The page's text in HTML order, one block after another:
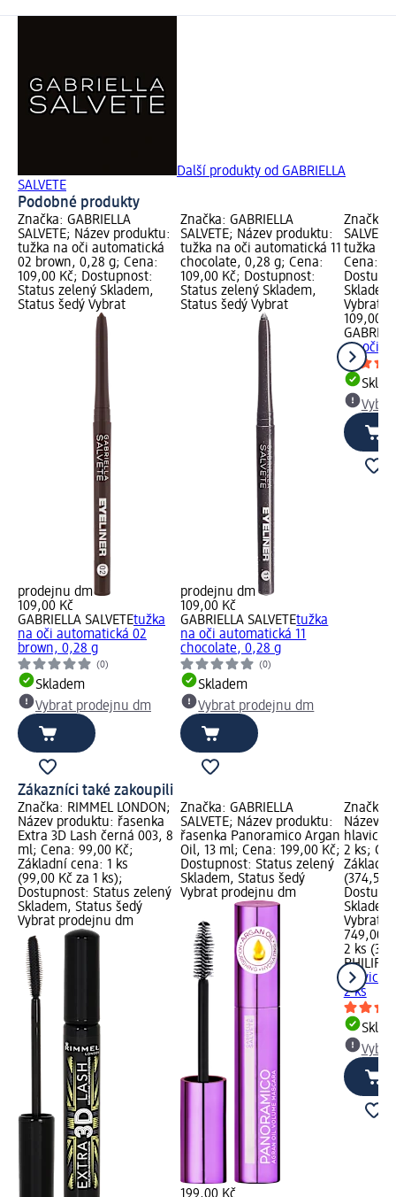
Další produkty od GABRIELLA
SALVETE
Podobné produkty
Značka: GABRIELLA
SALVETE; Název produktu:
tužka na oči automatická
02 brown, 0,28 g; Cena:
109,00 Kč; Dostupnost:
Status zelený Skladem,
Status šedý Vybrat
prodejnu dm
109,00 Kč
GABRIELLA SALVETEtužka
na oči automatická 02
brown, 0,28 g
(0)
Skladem
Vybrat prodejnu dm
Značka: GABRIELLA
SALVETE; Název produktu:
tužka na oči automatická 11
chocolate, 0,28 g; Cena:
109,00 Kč; Dostupnost:
Status zelený Skladem,
Status šedý Vybrat
prodejnu dm
109,00 Kč
GABRIELLA SALVETEtužka
na oči automatická 11
chocolate, 0,28 g
(0)
Skladem
Vybrat prodejnu dm
Značka:
tužka
Cena:
Vybrat
109,00
na oči
Zákazníci také zakoupili
Značka: RIMMEL LONDON;
Název produktu: řasenka
Extra 3D Lash černá 003, 8
ml; Cena: 99,00 Kč;
Základní cena: 1 ks
(99,00 Kč za 1 ks);
Dostupnost: Status zelený
Skladem, Status šedý
Vybrat prodejnu dm
Značka: GABRIELLA
SALVETE; Název produktu:
řasenka Panoramico Argan
Oil, 13 ml; Cena: 199,00 Kč;
Dostupnost: Status zelený
Skladem, Status šedý
Vybrat prodejnu dm
Značka:
Název
hlavice
2 ks;
(374,50
Vybrat
749,00
2 ks
PHILIPS
hlavice
2 ks